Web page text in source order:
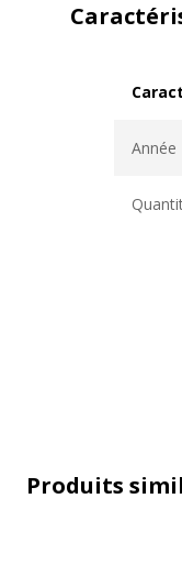
Année
Produits